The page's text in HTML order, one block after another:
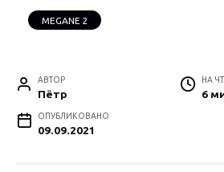
MEGANE 2
АВТОР
Пётр
НА
6
ОПУБЛИКОВАНО
09.09.2021